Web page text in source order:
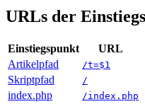
URLs der
Einstiegspunkt
URL
Artikelpfad
/t=$1
Skriptpfad /
index.php /index.php